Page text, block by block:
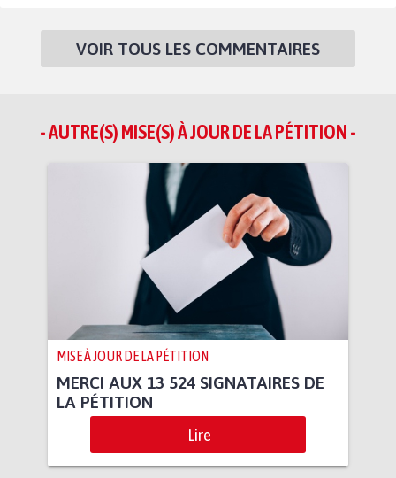
VOIR TOUS LES COMMENTAIRES
- AUTRE(S) MISE(S) À JOUR DE LA PÉTITION -
MISE À JOUR DE LA PÉTITION
MERCI AUX 13 524 SIGNATAIRES DE
LA PÉTITION
Lire